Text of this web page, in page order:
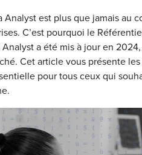
Analyst est plus que jamais au
C’est pourquoi le
Analyst a été mis à jour en
Cet article vous présente
pour tous ceux qui